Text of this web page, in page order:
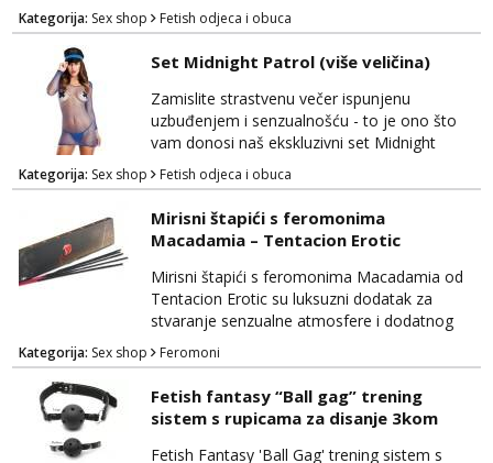
pet različitih dijelova koji će vas transformirati
u potpunu vladaricu strasti. Ukrasni obruč za
kosu dodaje dozu igre i uzbuđenja, dok duge
rukavice pružaju eleganciju i senzualnost.
Tange dodaju zavodljivu notu iznenađenja,
dok pravi stetoskop čini igru s...
Kategorija: Sex shop Fetish odjeca i obuca
Set Midnight Patrol (više veličina)
Zamislite strastvenu večer ispunjenu
uzbuđenjem i senzualnošću - to je ono što
vam donosi naš ekskluzivni set Midnight
Patrol. Ovaj neodoljiv set obuhvaća sve što
vam je potrebno za nezaboravnu noć
ispunjenu strašću i uzbuđenjem. Uz ovaj set
ćete se osjećati poput pravog zavodnika ili
zavodnice, spremni izraziti svoju erotičnu
stranu. Mrežasta haljina dodaje notu
tajanstva i senzualnosti, dok p...
Kategorija: Sex shop Fetish odjeca i obuca
Mirisni štapići s feromonima
Macadamia – Tentacion Erotic
Mirisni štapići s feromonima Macadamia od
Tentacion Erotic su luksuzni dodatak za
stvaranje senzualne atmosfere i dodatnog
uzbuđenja u vašim intimnim trenucima. Ovi
štapići spoj su suptilnog mirisa i moćnih
feromona, koji potiču strast i privlačnost.
Mirisni štapići su natopljeni privlačnim notama
macadamije, koje stvaraju senzualno
okruženje i potiču osjećaj opuštenosti. Uz to,
Kategorija: Sex shop Feromoni
Fetish fantasy “Ball gag” trening
sistem s rupicama za disanje 3kom
Fetish Fantasy 'Ball Gag' trening sistem s